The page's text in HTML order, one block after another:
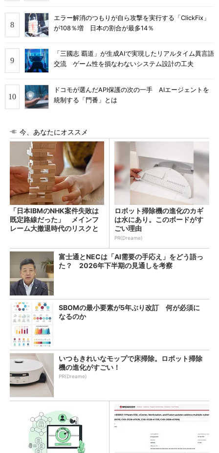
エラー解消のつもりが自ら攻撃を実行する「ClickFix」
が108％増 日本の割合が最多14％
「三國志 覇道」が生成AIで実現したリアルタイム異言語
交流 ゲーム性を損なわないシステム設計の工夫
ドコモが選んだAPI保護の次の一手 AIエージェントを
統制する「門番」とは
今、あなたにオススメ
「日本IBMのNHK案件失敗は
既定路線だった」 メインフ
レーム大撤退時代のリスクと
ロボット掃除機の進化のカギ
は水にあり。このボードがす
ごい理由
PR(Dreame)
富士通とNECは「AI需要の手応え」をどう語っ
た？ 2026年下半期の見通しを考察
SBOMの最小要素が5年ぶり改訂 何が必須に
なるのか
いつもきれいなモップで床掃除。ロボット掃除
機の進化がすごい！
PR(Dreame)